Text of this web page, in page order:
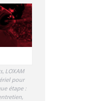
LOXAM
pour
étape :